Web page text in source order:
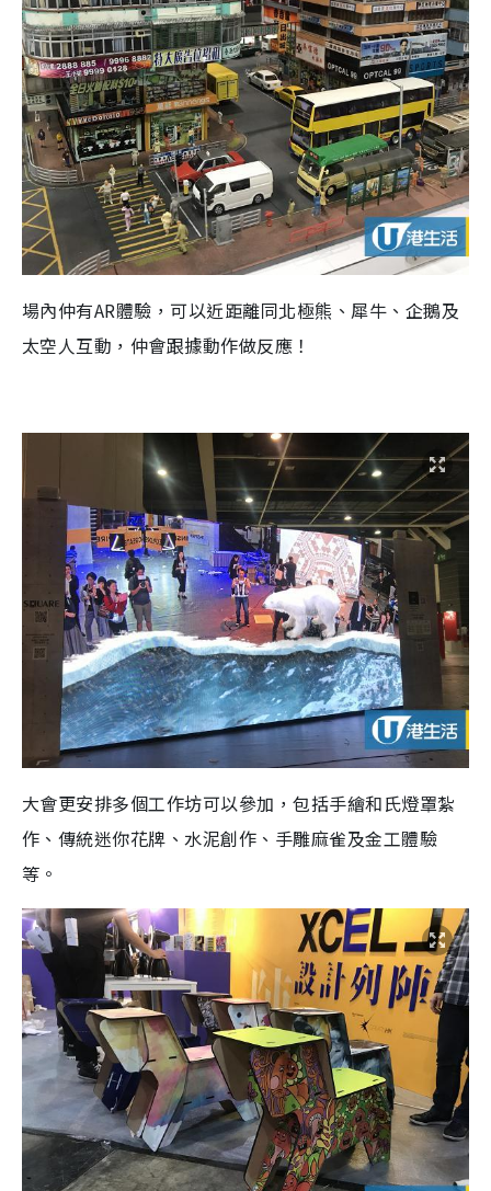
場內仲有AR體驗，可以近距離同北極熊、犀牛、企鵝及
太空人互動，仲會跟據動作做反應！
大會更安排多個工作坊可以參加，包括手繪和氏燈罩紮
作、傳統迷你花牌、水泥創作、手雕麻雀及金工體驗
等。